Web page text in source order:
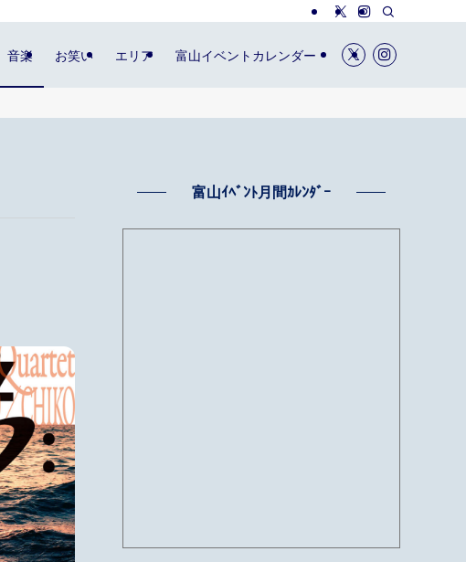
音楽 お笑い エリア 富山イベントカレンダー
富山ｲﾍﾞﾝﾄ月間ｶﾚﾝﾀﾞｰ